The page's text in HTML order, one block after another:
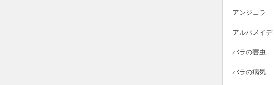
アンジェラ
アルバメイ
バラの害虫
バラの病気